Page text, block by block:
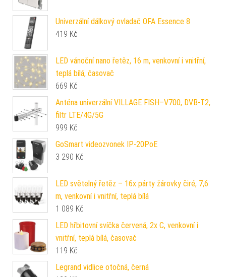
Univerzální dálkový ovladač OFA Essence 8
419 Kč
LED vánoční nano řetěz, 16 m, venkovní i vnitřní,
teplá bílá, časovač
669 Kč
Anténa univerzální VILLAGE FISH–V700, DVB-T2,
filtr LTE/4G/5G
999 Kč
GoSmart videozvonek IP-20PoE
3 290 Kč
LED světelný řetěz – 16x párty žárovky čiré, 7,6
m, venkovní i vnitřní, teplá bílá
1 089 Kč
LED hřbitovní svíčka červená, 2x C, venkovní i
vnitřní, teplá bílá, časovač
119 Kč
Legrand vidlice otočná, černá